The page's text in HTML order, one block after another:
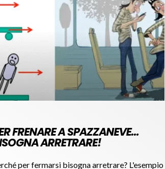
FRENARE A SPAZZANEVE…
ARRETRARE!
per fermarsi bisogna arretrare? L'esempio